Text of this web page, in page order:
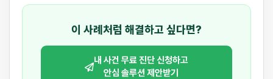
이 사례처럼 해결하고 싶다면?
내 사건 무료 진단 신청하고
안심 솔루션 제안받기